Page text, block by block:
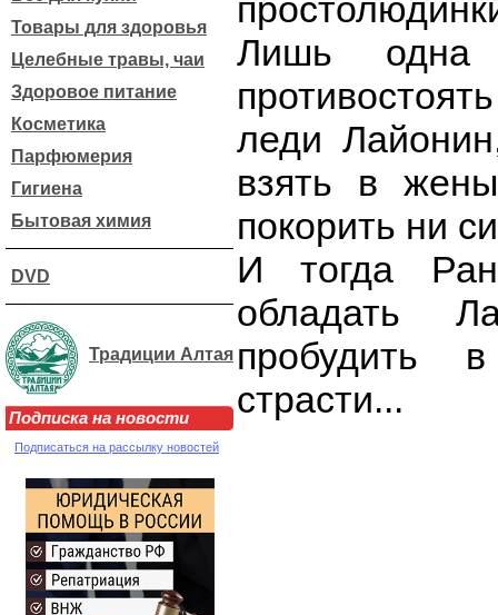
Товары для здоровья
Целебные травы, чаи
Здоровое питание
Косметика
Парфюмерия
Гигиена
Бытовая химия
DVD
Традиции Алтая
Подписка на новости
Подписаться на рассылку новостей
Лишь одна
леди
взять в
покорить ни
И тогда
обладать
пробудить
страсти...